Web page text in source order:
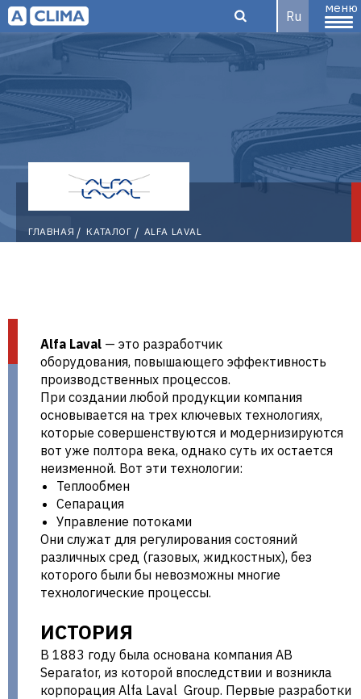
Aclima –
климатического
оборудования
в Украине |
aclima.com.ua
Ru
меню
ALFA
ГЛАВНАЯ КАТАЛОГ ALFA LAVAL
Alfa Laval — это разработчик
оборудования, повышающего эффективность
производственных процессов.
При создании любой продукции компания
основывается на трех ключевых технологиях,
которые совершенствуются и модернизируются
вот уже полтора века, однако суть их остается
неизменной. Вот эти технологии:
Теплообмен
Сепарация
Управление потоками
Они служат для регулирования состояний
различных сред (газовых, жидкостных), без
которого были бы невозможны многие
технологические процессы.
ИСТОРИЯ
В 1883 году была основана компания AB
Separator, из которой впоследствии и возникла
корпорация Alfa Laval Group. Первые разработки